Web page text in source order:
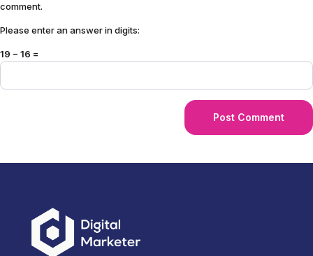
comment.
Please enter an answer in digits:
19 − 16 =